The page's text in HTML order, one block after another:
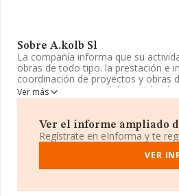
Sobre A.kolb Sl
La compañía informa que su
obras de todo tipo. la prestación e
coordinación de proyectos y obras
asesoramiento inmobiliario
Clasifica su actividad CNAE como
mercados exteriores.
La sociedadA.Kolb S.L, CIF
1018 - Lg) Lg. Primera Vuelta 1018
Baleares.
En relación con el sector y
Ver más
Ver el informe ampliado
Regístrate en eInforma y te
VER